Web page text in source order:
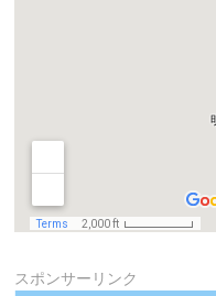
スポンサーリンク